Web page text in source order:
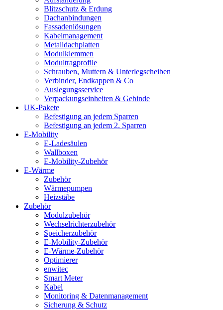
Blitzschutz & Erdung
Dachanbindungen
Fassadenlösungen
Kabelmanagement
Metalldachplatten
Modulklemmen
Modultragprofile
Schrauben, Muttern & Unterlegscheiben
Verbinder, Endkappen & Co
Auslegungsservice
Verpackungseinheiten & Gebinde
UK-Pakete
Befestigung an jedem Sparren
Befestigung an jedem 2. Sparren
E-Mobility
E-Ladesäulen
Wallboxen
E-Mobility-Zubehör
E-Wärme
Zubehör
Wärmepumpen
Heizstäbe
Zubehör
Modulzubehör
Wechselrichterzubehör
Speicherzubehör
E-Mobility-Zubehör
E-Wärme-Zubehör
Optimierer
enwitec
Smart Meter
Kabel
Monitoring & Datenmanagement
Sicherung & Schutz